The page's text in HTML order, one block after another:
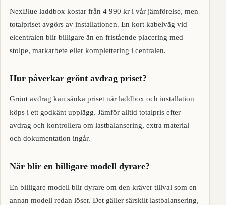
NexBlue laddbox kostar från 4 990 kr i vår jämförelse, men
totalpriset avgörs av installationen. En kort kabelväg vid
elcentralen blir billigare än en fristående placering med
stolpe, markarbete eller komplettering i centralen.
Hur påverkar grönt avdrag priset?
Grönt avdrag kan sänka priset när laddbox och installation
köps i ett godkänt upplägg. Jämför alltid totalpris efter
avdrag och kontrollera om lastbalansering, extra material
och dokumentation ingår.
När blir en billigare modell dyrare?
En billigare modell blir dyrare om den kräver tillval som en
annan modell redan löser. Det gäller särskilt lastbalansering,